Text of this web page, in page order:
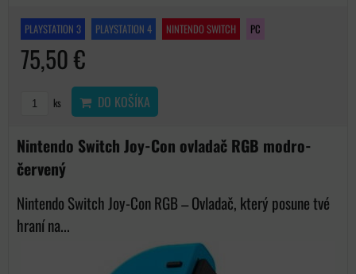
PLAYSTATION 3 PLAYSTATION 4 NINTENDO SWITCH PC
75,50 €
ks DO KOŠÍKA
Nintendo Switch Joy-Con ovladač RGB modro-
červený
Nintendo Switch Joy-Con RGB – Ovladač, který posune tvé
hraní na...